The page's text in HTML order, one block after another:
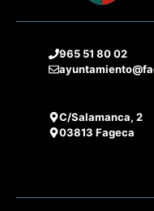
965 51 80 02
C/Salamanca, 2
03813 Fageca